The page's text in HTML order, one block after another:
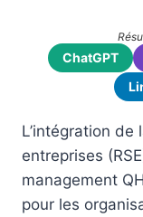
ChatGPT
L’intégration
entreprises
management
pour les